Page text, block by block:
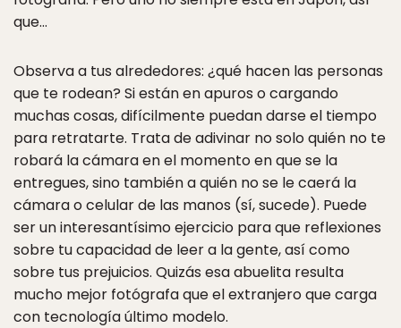
que…
Observa a tus alrededores: ¿qué hacen las personas
que te rodean? Si están en apuros o cargando
muchas cosas, difícilmente puedan darse el tiempo
para retratarte. Trata de adivinar no solo quién no te
robará la cámara en el momento en que se la
entregues, sino también a quién no se le caerá la
cámara o celular de las manos (sí, sucede). Puede
ser un interesantísimo ejercicio para que reflexiones
sobre tu capacidad de leer a la gente, así como
sobre tus prejuicios. Quizás esa abuelita resulta
mucho mejor fotógrafa que el extranjero que carga
con tecnología último modelo.